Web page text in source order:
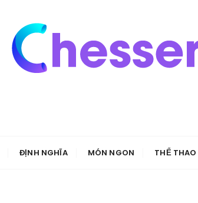
ĐỊNH NGHĨA MÓN NGON THỂ THAO